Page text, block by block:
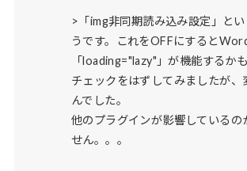
>「img非同期読み込み設定」と
うです。これをOFFにすると
「loading="lazy"」が機能するか
チェックをはずしてみましたが、
んでした。
他のプラグインが影響しているの
せん。。。